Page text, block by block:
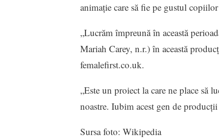
animaţie care să fie pe gustul
„Lucrăm împreună în această
Mariah Carey, n.r.) în această
femalefirst.co.uk.
„Este un proiect la care ne place să
noastre. Iubim acest gen de
Sursa foto: Wikipedia